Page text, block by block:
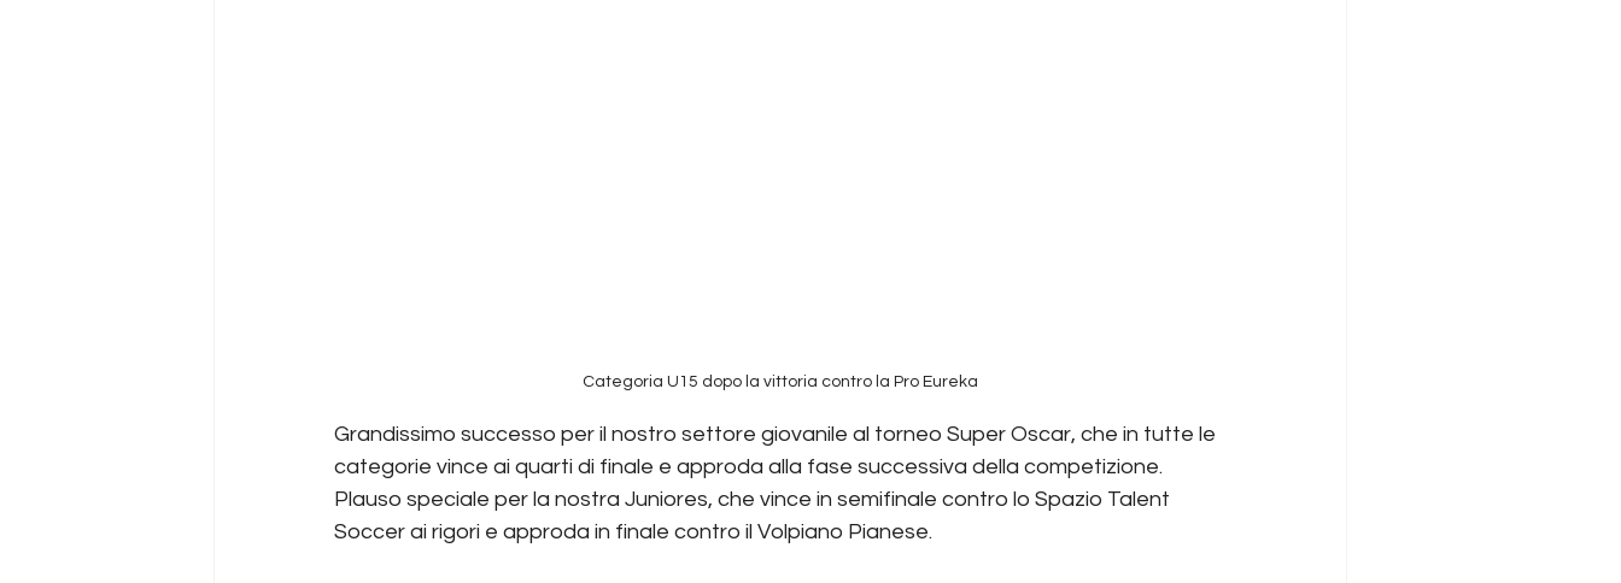
Categoria U15 dopo la vittoria contro la Pro Eureka
Grandissimo successo per il nostro settore giovanile al torneo Super Oscar, che in tutte le
categorie vince ai quarti di finale e approda alla fase successiva della competizione.
Plauso speciale per la nostra Juniores, che vince in semifinale contro lo Spazio Talent
Soccer ai rigori e approda in finale contro il Volpiano Pianese.